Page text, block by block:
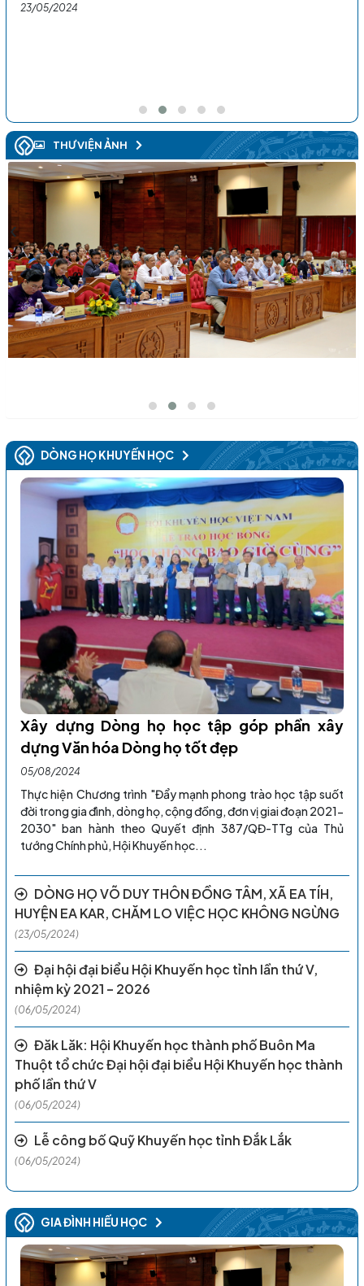
23/05/2024
THƯ VIỆN ẢNH
‹ ›
DÒNG HỌ KHUYẾN HỌC
Xây dựng Dòng họ học tập góp phần xây
dựng Văn hóa Dòng họ tốt đẹp
05/08/2024
Thực hiện Chương trình "Đẩy mạnh phong trào học tập suốt
đời trong gia đình, dòng họ, cộng đồng, đơn vị giai đoạn 2021-
2030" ban hành theo Quyết định 387/QĐ-TTg của Thủ
tướng Chính phủ, Hội Khuyến học...
DÒNG HỌ VÕ DUY THÔN ĐỒNG TÂM, XÃ EA TÍH,
HUYỆN EA KAR, CHĂM LO VIỆC HỌC KHÔNG NGỪNG
(23/05/2024)
Đại hội đại biểu Hội Khuyến học tỉnh lần thứ V,
nhiệm kỳ 2021 – 2026
(06/05/2024)
Đăk Lăk: Hội Khuyến học thành phố Buôn Ma
Thuột tổ chức Đại hội đại biểu Hội Khuyến học thành
phố lần thứ V
(06/05/2024)
Lễ công bố Quỹ Khuyến học tỉnh Đắk Lắk
(06/05/2024)
GIA ĐÌNH HIẾU HỌC